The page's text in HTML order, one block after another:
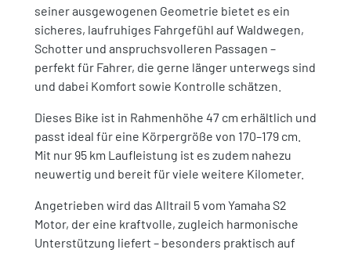
seiner ausgewogenen Geometrie bietet es ein
sicheres, laufruhiges Fahrgefühl auf Waldwegen,
Schotter und anspruchsvolleren Passagen –
perfekt für Fahrer, die gerne länger unterwegs sind
und dabei Komfort sowie Kontrolle schätzen.
Dieses Bike ist in Rahmenhöhe 47 cm erhältlich und
passt ideal für eine Körpergröße von 170–179 cm.
Mit nur 95 km Laufleistung ist es zudem nahezu
neuwertig und bereit für viele weitere Kilometer.
Angetrieben wird das Alltrail 5 vom Yamaha S2
Motor, der eine kraftvolle, zugleich harmonische
Unterstützung liefert – besonders praktisch auf